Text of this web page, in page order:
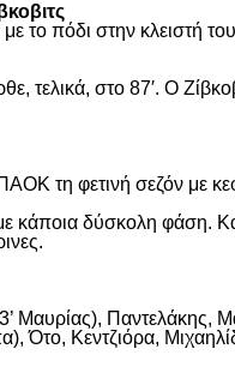
το πόδι στην κλειστή
στο 87′. Ο
τη φετινή σεζόν με
κάποια δύσκολη φάση.
Μαυρίας), Παντελάκης,
Ότο, Κεντζιόρα,